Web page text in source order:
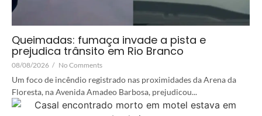
Queimadas: fumaça invade a pista e
prejudica trânsito em Rio Branco
08/08/2026 / No Comments
Um foco de incêndio registrado nas proximidades da Arena da
Floresta, na Avenida Amadeo Barbosa, prejudicou...